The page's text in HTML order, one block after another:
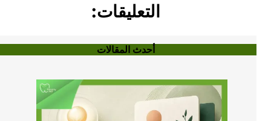
التعليقات:
أحدث المقالات